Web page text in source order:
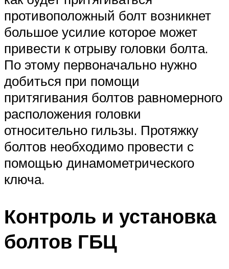
противоположный болт возникнет
большое усилие которое может
привести к отрыву головки болта.
По этому первоначально нужно
добиться при помощи
притягивания болтов равномерного
расположения головки
относительно гильзы. Протяжку
болтов необходимо провести с
помощью динамометрического
ключа.
Контроль и установка
болтов ГБЦ